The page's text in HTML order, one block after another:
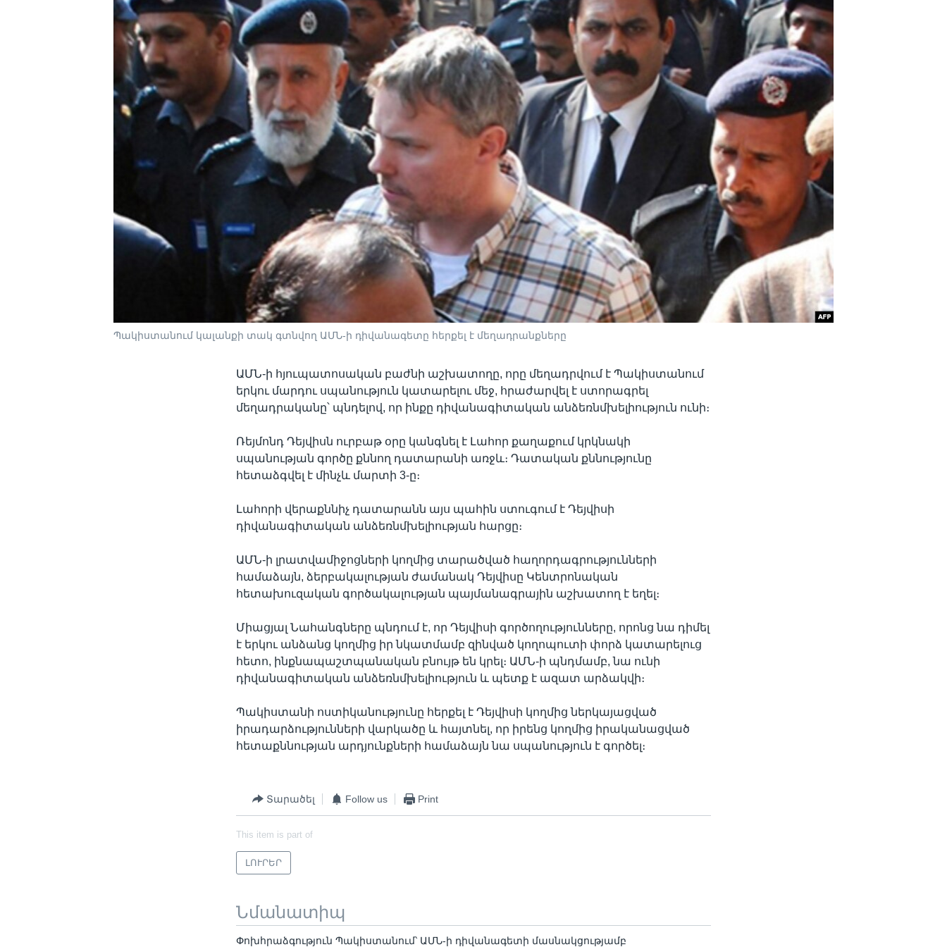
Պակիստանում կալանքի տակ գտնվող ԱՄՆ-ի դիվանագետը հերքել է մեղադրանքները
ԱՄՆ-ի հյուպատոսական բաժնի աշխատողը, որը մեղադրվում է Պակիստանում
երկու մարդու սպանություն կատարելու մեջ, հրաժարվել է ստորագրել
մեղադրականը՝ պնդելով, որ ինքը դիվանագիտական անձեռնմխելիություն ունի։
Ռեյմոնդ Դեյվիսն ուրբաթ օրը կանգնել է Լահոր քաղաքում կրկնակի
սպանության գործը քննող դատարանի առջև։ Դատական քննությունը
հետաձգվել է մինչև մարտի 3-ը։
Լահորի վերաքննիչ դատարանն այս պահին ստուգում է Դեյվիսի
դիվանագիտական անձեռնմխելիության հարցը։
ԱՄՆ-ի լրատվամիջոցների կողմից տարածված հաղորդագրությունների
համաձայն, ձերբակալության ժամանակ Դեյվիսը Կենտրոնական
հետախուզական գործակալության պայմանագրային աշխատող է եղել։
Միացյալ Նահանգները պնդում է, որ Դեյվիսի գործողությունները, որոնց նա դիմել
է երկու անձանց կողմից իր նկատմամբ զինված կողոպուտի փորձ կատարելուց
հետո, ինքնապաշտպանական բնույթ են կրել։ ԱՄՆ-ի պնդմամբ, նա ունի
դիվանագիտական անձեռնմխելիություն և պետք է ազատ արձակվի։
Պակիստանի ոստիկանությունը հերքել է Դեյվիսի կողմից ներկայացված
իրադարձությունների վարկածը և հայտնել, որ իրենց կողմից իրականացված
հետաքննության արդյունքների համաձայն նա սպանություն է գործել։
Տարածել Follow us Print
This item is part of
ԼՈՒՐԵՐ
Նմանատիպ
Փոխհրաձգություն Պակիստանում՝ ԱՄՆ-ի դիվանագետի մասնակցությամբ